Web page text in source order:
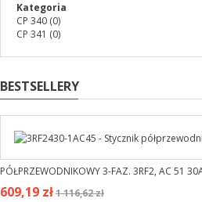
Kategoria
CP 340 (0)
CP 341 (0)
BESTSELLERY
PÓŁPRZEWODNIKOWY 3-FAZ. 3RF2, AC 51
609,19 zł1 116,62 zł